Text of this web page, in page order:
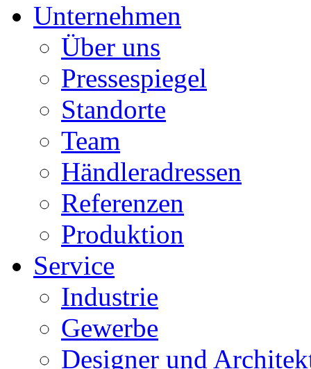
Unternehmen
Über uns
Pressespiegel
Standorte
Team
Händleradressen
Referenzen
Produktion
Service
Industrie
Gewerbe
Designer und